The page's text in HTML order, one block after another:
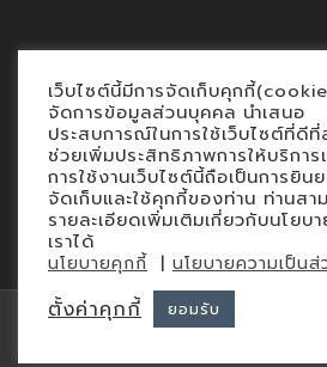
Contact
นโยบายคุกกี้
นโยบายข้อมูลส่วนบุคคล
© Copyright 2015 -
เว็บไซต์นี้มีการจัดเก็บคุกกี้
จัดการข้อมูลส่วนบุคคล นำเสนอ
ประสบการณ์ในการใช้เว็บไซต์ที่ดี
ช่วยเพิ่มประสิทธิภาพการให้บริการ
การใช้งานเว็บไซต์นี้ถือเป็นการยินย
จัดเก็บและใช้คุกกี้ของท่าน ท่านสา
รายละเอียดเพิ่มเติมเกี่ยวกับนโยบ
เราได้
นโยบายคุกกี้ | นโยบายความเป็น
ตั้งค่าคุกกี้ ยอมรับ